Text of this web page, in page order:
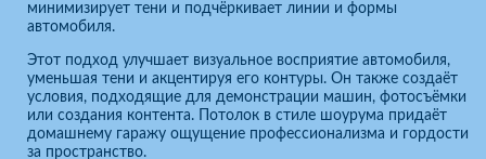
минимизирует тени и подчёркивает линии и формы
автомобиля.
Этот подход улучшает визуальное восприятие автомобиля,
уменьшая тени и акцентируя его контуры. Он также создаёт
условия, подходящие для демонстрации машин, фотосъёмки
или создания контента. Потолок в стиле шоурума придаёт
домашнему гаражу ощущение профессионализма и гордости
за пространство.